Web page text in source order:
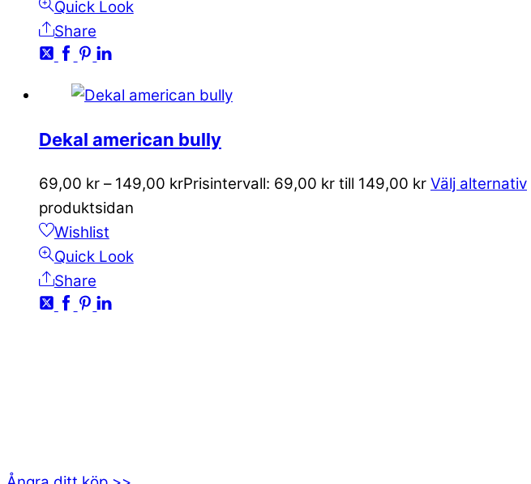
Quick Look
Share
Dekal american bully
69,00 kr – 149,00 krPrisintervall: 69,00 kr till 149,00 kr Välj alternativ
produktsidan
Wishlist
Quick Look
Share